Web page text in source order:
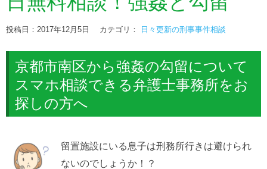
投稿日：2017年12月5日 カテゴリ： 日々更新の刑事事件相談
京都市南区から強姦の勾留について
スマホ相談できる弁護士事務所をお
探しの方へ
留置施設にいる息子は刑務所行きは避けられ
ないのでしょうか！？